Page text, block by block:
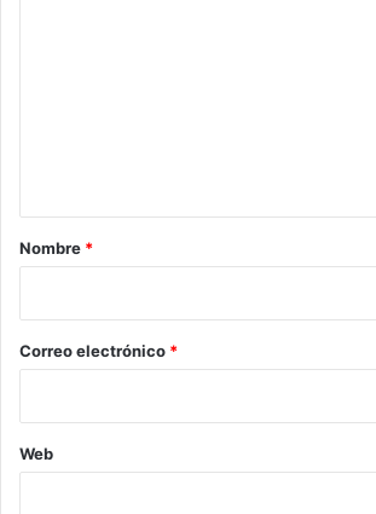
r
*
Nombre *
Correo electrónico *
Web